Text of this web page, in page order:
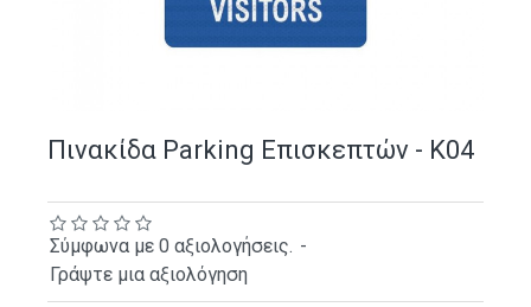
Πινακίδα Parking Επισκεπτών - K04
Σύμφωνα με 0 αξιολογήσεις. -
Γράψτε μια αξιολόγηση